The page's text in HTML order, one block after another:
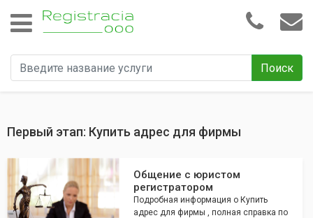
Поиск
Первый этап: Купить адрес для фирмы
Общение с юристом
регистратором
Подробная информация о Купить
адрес для фирмы , полная справка по